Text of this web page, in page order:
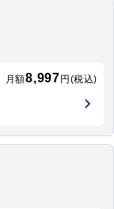
月額8,997 円(税込)